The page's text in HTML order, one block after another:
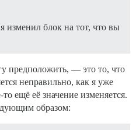
изменил блок на тот, что вы
предположить, — это то, что
неправильно, как я уже
ещё её значение изменяется.
образом: